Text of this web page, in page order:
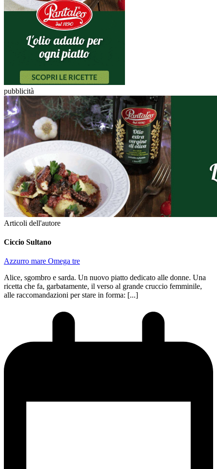
pubblicità
Articoli dell'autore
Ciccio Sultano
Azzurro mare Omega tre
Alice, sgombro e sarda. Un nuovo piatto dedicato alle donne. Una
ricetta che fa, garbatamente, il verso al grande cruccio femminile,
alle raccomandazioni per stare in forma: [...]